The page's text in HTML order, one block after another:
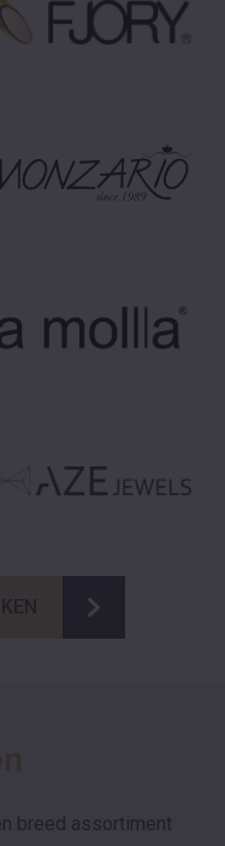
breed assortiment